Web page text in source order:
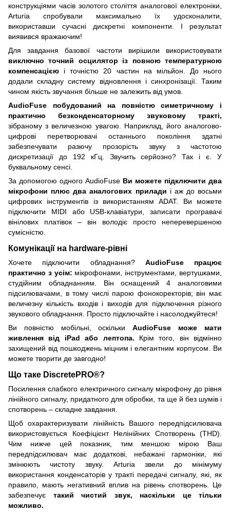
конструкціями часів золотого століття аналогової електроніки,
Arturia спробували максимально їх удосконалити,
використавши сучасні дискретні компоненти. І результат
виявився вражаючим!
Для завдання базової частоти вирішили використовувати
виключно точний осцилятор із повною температурною
компенсацією і точністю 20 частин на мільйон. До нього
додали складну систему відновлення і синхронізації. Таким
чином якість звучання більше не залежить від умов.
AudioFuse побудований на повністю симетричному і
практично безконденсаторному звуковому тракті,
зібраному з величезною увагою. Наприклад, його аналогово-
цифрові перетворювачі останнього покоління здатні
забезпечувати разючу прозорість звуку з частотою
дискретизації до 192 кГц. Звучить серйозно? Так і є. У
буквальному сенсі.
За допомогою одного AudioFuse Ви можете підключити два
мікрофони плюс два аналогових прилади і аж до восьми
цифрових інструментів із використанням ADAT. Ви можете
підключити MIDI або USB-клавіатури, записати програвачі
вінілових платівок – він володіє просто неперевершеною
сумісністю.
Комунікації на hardware-рівні
Хочете підключити обладнання? AudioFuse працює
практично з усім: мікрофонами, інструментами, вертушками,
студійним обладнанням. Він оснащений 4 аналоговими
підсилювачами, в тому числі парою фонокоректорів; він має
величезну кількість входів і виходів для підключення різного
звукового обладнання. Просто підключайте і насолоджуйтеся!
Ви повністю мобільні, оскількиAudioFuse може мати
живлення від iPad або лептопа. Крім того, він відмінно
захищений від пошкоджень міцним і елегантним корпусом. Ви
можете творити де завгодно!
Що таке DiscretePRO®?
Посилення слабкого електричного сигналу мікрофону до рівня
лінійного сигналу, придатного для обробки, та ще й без шумів і
спотворень – складне завдання.
Щоб охарактеризувати лінійність Вашого передпідсилювача
використовується Коефіцієнт Нелінійних Спотворень (THD).
Чим нижче цей показник, тим меншою мірою Ваш
передпідсилювач має додаткові, небажані гармоніки, які
змінюють чистоту звуку. Arturia звели до мінімуму
використання конденсаторів у тракті передачі сигналу, які, як
правило, мають негативний вплив на рівень спотворень. Це
забезпечує такий чистий звук, наскільки це тільки
можливо.